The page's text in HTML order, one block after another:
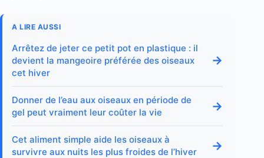
A LIRE AUSSI
Arrêtez de jeter ce petit pot en plastique : il
devient la mangeoire préférée des oiseaux
cet hiver
→
Donner de l’eau aux oiseaux en période de
gel peut vraiment leur coûter la vie
→
Cet aliment simple aide les oiseaux à
survivre aux nuits les plus froides de l’hiver
→